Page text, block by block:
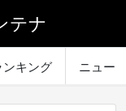
テナ
ンキング ニュー